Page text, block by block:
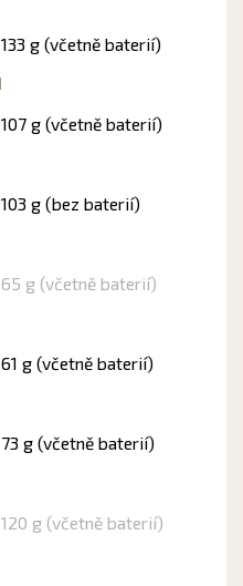
133 g (včetně baterií)
107 g (včetně baterií)
103 g (bez baterií)
65 g (včetně baterií)
61 g (včetně baterií)
73 g (včetně baterií)
120 g (včetně baterií)